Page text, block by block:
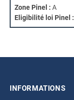
Zone Pinel : A
Eligibilité loi Pinel :
INFORMATIONS